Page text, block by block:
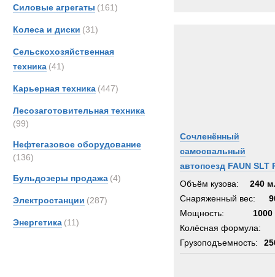
Силовые агрегаты (161)
Колеса и диски (31)
Сельскохозяйственная
техника (41)
Карьерная техника (447)
Лесозаготовительная техника
(99)
Нефтегазовое оборудование
(136)
Бульдозеры продажа (4)
Электростанции (287)
Энергетика (11)
Сочленённый
самосвальный
автопоезд FAUN SLT
Объём кузова:
240
Снаряженный вес:
Мощность:
1000
Колёсная формула:
Грузоподъемность: